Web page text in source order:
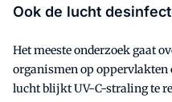
Ook de lucht
Het meeste onderzoek gaat
organismen op
lucht blijkt UV-C-straling te